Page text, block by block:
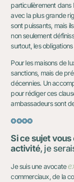
particulièrement dans
avec la plus grande
sont puissants, mais
non seulement
surtout, les
Pour les maisons de
sanctions, mais de
décennies. Un
pour rédiger ces
ambassadeurs sont
❂❂❂❂
Si ce sujet
activité, je
Je suis une avocate
commerciaux, de la